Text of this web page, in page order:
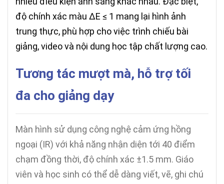
độ chính xác màu ΔE ≤ 1 mang lại hình ảnh
trung thực, phù hợp cho việc trình chiếu bài
giảng, video và nội dung học tập chất lượng cao.
Tương tác mượt mà, hỗ trợ tối
đa cho giảng dạy
Màn hình sử dụng công nghệ cảm ứng hồng
ngoại (IR) với khả năng nhận diện tới 40 điểm
chạm đồng thời, độ chính xác ±1.5 mm. Giáo
viên và học sinh có thể dễ dàng viết, vẽ, ghi chú